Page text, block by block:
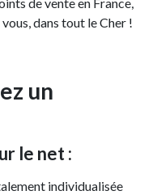
de vente en France,
dans tout le Cher !
un
le net :
individualisée